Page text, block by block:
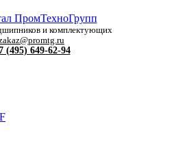
и комплектующих
(495) 649-62-94